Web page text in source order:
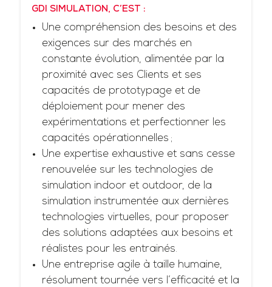
GDI SIMULATION, C’EST :
Une compréhension des besoins et des
exigences sur des marchés en
constante évolution, alimentée par la
proximité avec ses Clients et ses
capacités de prototypage et de
déploiement pour mener des
expérimentations et perfectionner les
capacités opérationnelles ;
Une expertise exhaustive et sans cesse
renouvelée sur les technologies de
simulation indoor et outdoor, de la
simulation instrumentée aux dernières
technologies virtuelles, pour proposer
des solutions adaptées aux besoins et
réalistes pour les entrainés.
Une entreprise agile à taille humaine,
résolument tournée vers l’efficacité et la